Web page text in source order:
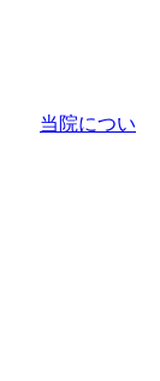
当院につい